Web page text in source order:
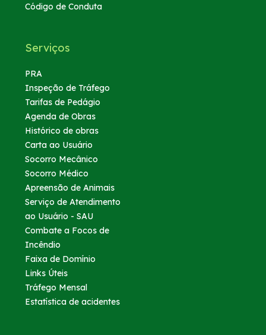
Código de Conduta
Serviços
PRA
Inspeção de Tráfego
Tarifas de Pedágio
Agenda de Obras
Histórico de obras
Carta ao Usuário
Socorro Mecânico
Socorro Médico
Apreensão de Animais
Serviço de Atendimento
ao Usuário - SAU
Combate a Focos de
Incêndio
Faixa de Domínio
Links Úteis
Tráfego Mensal
Estatística de acidentes